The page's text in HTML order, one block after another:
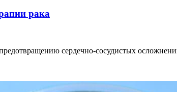
рака
сердечно-сосудистых